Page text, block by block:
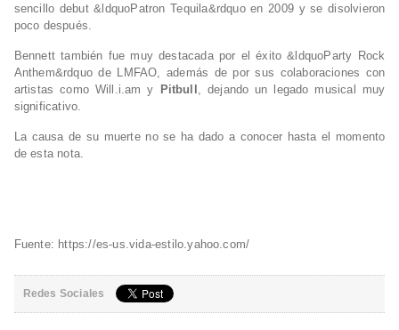
sencillo debut &ldquoPatron Tequila&rdquo en 2009 y se disolvieron
poco después.
Bennett también fue muy destacada por el éxito &ldquoParty Rock
Anthem&rdquo de LMFAO, además de por sus colaboraciones con
artistas como Will.i.am y
Pitbull , dejando un legado musical muy
significativo.
La causa de su muerte no se ha dado a conocer hasta el momento
de esta nota.
Fuente: https://es-us.vida-estilo.yahoo.com/
Redes Sociales